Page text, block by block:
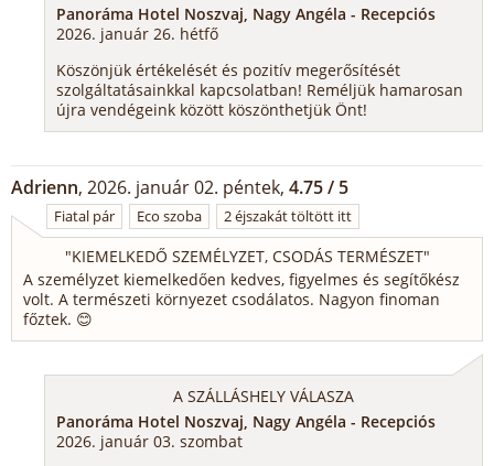
Panoráma Hotel Noszvaj, Nagy Angéla - Recepciós
2026. január 26. hétfő
Köszönjük értékelését és pozitív megerősítését
szolgáltatásainkkal kapcsolatban! Reméljük hamarosan
újra vendégeink között köszönthetjük Önt!
Adrienn, 2026. január 02. péntek, 4.75 / 5
Fiatal pár Eco szoba 2 éjszakát töltött itt
"KIEMELKEDŐ SZEMÉLYZET, CSODÁS TERMÉSZET"
A személyzet kiemelkedően kedves, figyelmes és segítőkész
volt. A természeti környezet csodálatos. Nagyon finoman
főztek. 😊
A SZÁLLÁSHELY VÁLASZA
Panoráma Hotel Noszvaj, Nagy Angéla - Recepciós
2026. január 03. szombat